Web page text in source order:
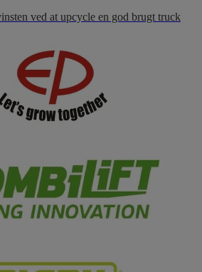
ved at upcycle en god brugt truck